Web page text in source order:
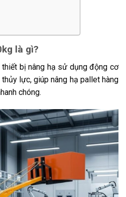
là gì?
bị nâng hạ sử dụng động cơ
lực, giúp nâng hạ pallet hàng
chóng.